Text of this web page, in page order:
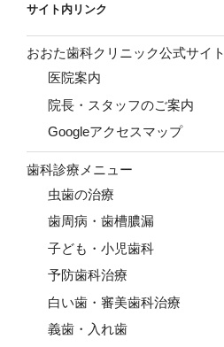
サイト内リンク
おおた歯科クリニック公式サイト
医院案内
院長・スタッフのご案内
Googleアクセスマップ
歯科診療メニュー
虫歯の治療
歯周病・歯槽膿漏
子ども・小児歯科
予防歯科治療
白い歯・審美歯科治療
義歯・入れ歯